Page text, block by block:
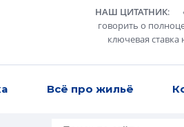
НАШ ЦИТАТНИК:
говорить о
ключевая
Всё про жильё